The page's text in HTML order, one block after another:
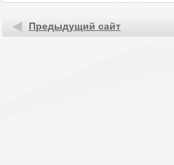
Предыдущий сайт